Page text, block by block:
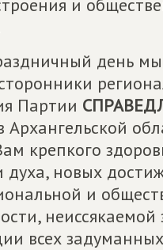
и
день
Партии
Архангельской
крепкого
духа, новых
и
всех